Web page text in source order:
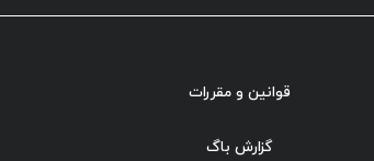
قوانین و مقررات
گزارش باگ